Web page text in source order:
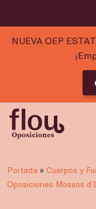
NUEVA OEP
Portada » Cuerpos y
Oposiciones Mossos